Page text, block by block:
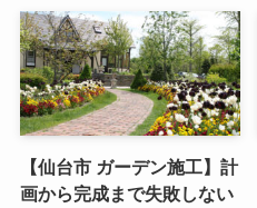
【仙台市 ガーデン施工】計
画から完成まで失敗しない